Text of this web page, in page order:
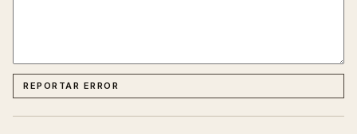
REPORTAR ERROR